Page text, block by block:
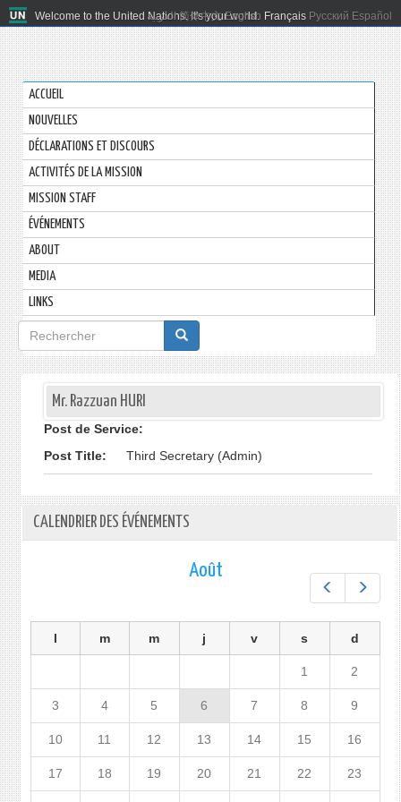
Welcome to the United Nations. It's your world.
العربية 简体中文 English Français Русский Español
ACCUEIL
NOUVELLES
DÉCLARATIONS ET DISCOURS
ACTIVITÉS DE LA MISSION
MISSION STAFF
ÉVÉNEMENTS
ABOUT
MEDIA
LINKS
Formulaire
de
recherche
Mr. Razzuan HURI
Post de Service:
Post Title:
Third Secretary (Admin)
CALENDRIER DES ÉVÉNEMENTS
Préc.
Août
l m m j v s d
1 2
3 4 5 6 7 8 9
10 11 12 13 14 15 16
17 18 19 20 21 22 23